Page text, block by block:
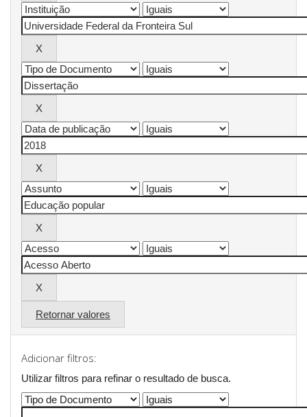
Retornar valores
Adicionar filtros:
Utilizar filtros para refinar o resultado de busca.